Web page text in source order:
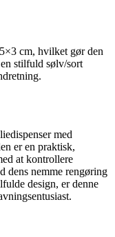
cm, hvilket gør den
stilfuld sølv/sort
med
er en praktisk,
at kontrollere
dens nemme rengøring
design, er denne